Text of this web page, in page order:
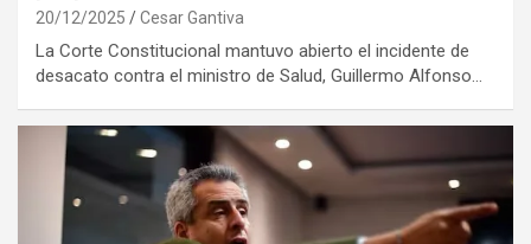
20/12/2025 Cesar Gantiva
La Corte Constitucional mantuvo abierto el incidente de
desacato contra el ministro de Salud, Guillermo Alfonso…